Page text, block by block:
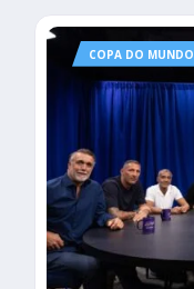
COPA DO MUNDO